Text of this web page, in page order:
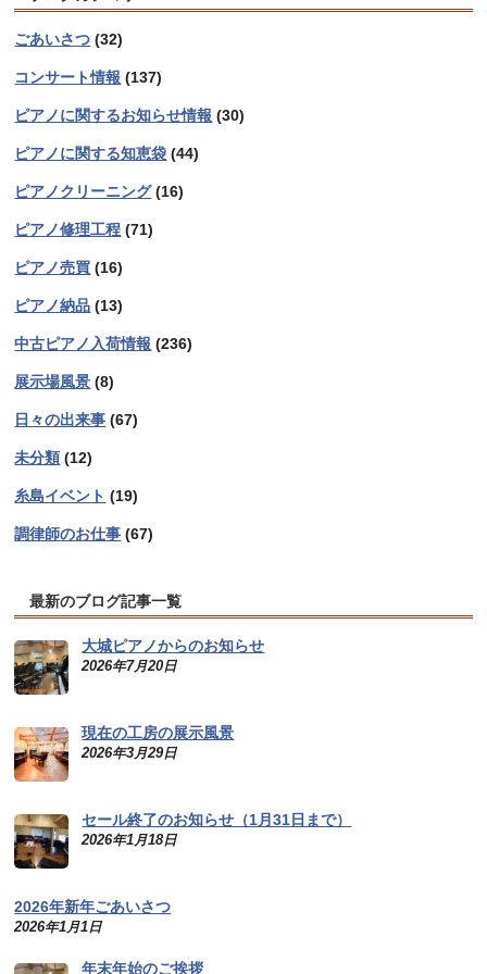
ごあいさつ (32)
コンサート情報 (137)
ピアノに関するお知らせ情報 (30)
ピアノに関する知恵袋 (44)
ピアノクリーニング(16)
ピアノ修理工程 (71)
ピアノ売買 (16)
ピアノ納品 (13)
中古ピアノ入荷情報 (236)
展示場風景 (8)
日々の出来事 (67)
未分類 (12)
糸島イベント (19)
調律師のお仕事 (67)
最新のブログ記事一覧
大城ピアノからのお知らせ
2026年7月20日
現在の工房の展示風景
2026年3月29日
セール終了のお知らせ（1月31日まで）
2026年1月18日
2026年新年ごあいさつ
2026年1月1日
年末年始のご挨拶